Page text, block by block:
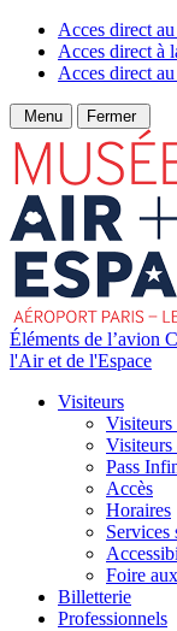
Acces direct
Acces direct à
Acces direct
Menu Fermer
Éléments de l’avion
l'Air et de l'Espace
Visiteurs
Visiteurs
Pass
Accès
Horaires
Services
Foire
Billetterie
Professionnels